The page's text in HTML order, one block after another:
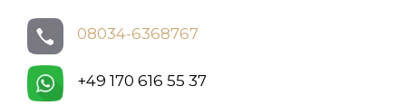
08034-6368767
+49 170 616 55 37